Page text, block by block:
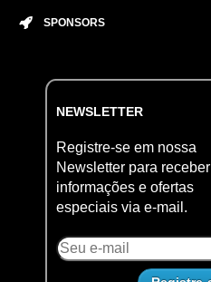
SPONSORS
NEWSLETTER
Registre-se em nossa
Newsletter para receber
informações e ofertas
especiais via e-mail.